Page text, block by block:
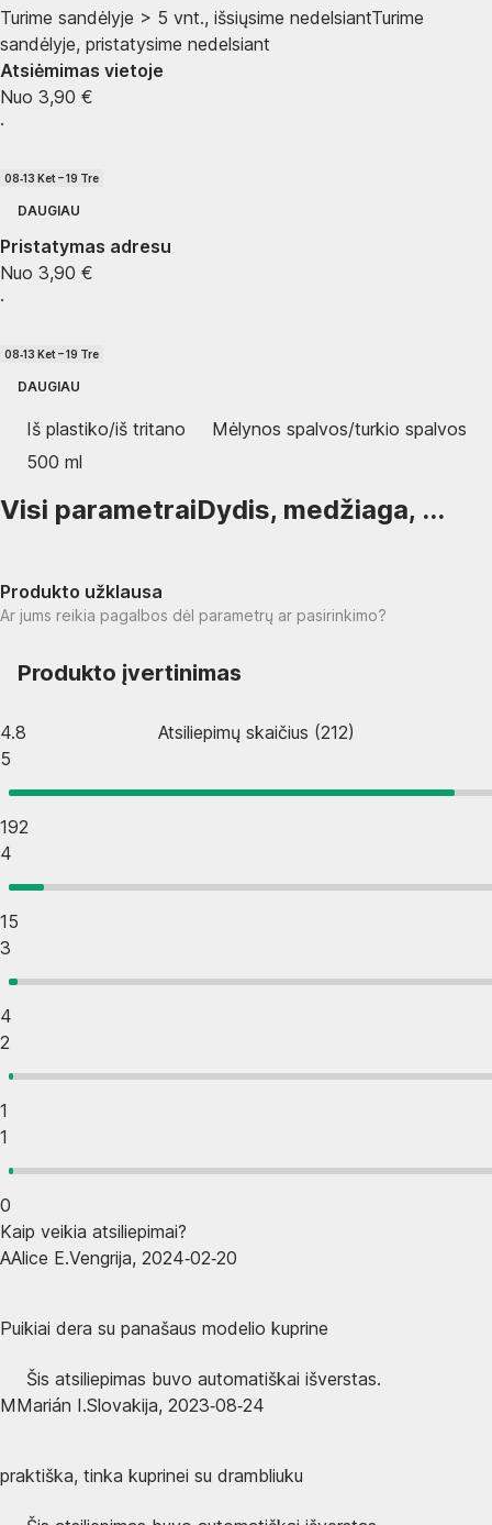
Turime sandėlyje > 5 vnt., išsiųsime nedelsiantTurime
sandėlyje, pristatysime nedelsiant
Atsiėmimas vietoje
Nuo 3,90 €
·
08‑13 Ket – 19 Tre
DAUGIAU
Pristatymas adresu
Nuo 3,90 €
·
08‑13 Ket – 19 Tre
DAUGIAU
Iš plastiko/iš tritano
Mėlynos spalvos/turkio spalvos
500 ml
Visi parametraiDydis, medžiaga, ...
Produkto užklausa
Ar jums reikia pagalbos dėl parametrų ar pasirinkimo?
Produkto įvertinimas
4.8 Atsiliepimų skaičius (212)
5
192
4
15
3
4
2
1
1
0
Kaip veikia atsiliepimai?
AAlice E.Vengrija, 2024‑02‑20
Puikiai dera su panašaus modelio kuprine
Šis atsiliepimas buvo automatiškai išverstas.
MMarián I.Slovakija, 2023‑08‑24
praktiška, tinka kuprinei su drambliuku